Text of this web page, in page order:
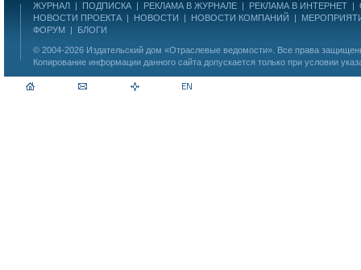
ЖУРНАЛ | ПОДПИСКА | РЕКЛАМА В ЖУРНАЛЕ | РЕКЛАМА В ИНТЕРНЕТ |
НОВОСТИ ПРОЕКТА | НОВОСТИ | НОВОСТИ КОМПАНИЙ |
ФОРУМ | БЛОГИ
© 2004-2026 Издательский дом «Отраслевые ведомости» . Все права
Копирование информации данного сайта допускается только при условии